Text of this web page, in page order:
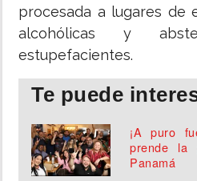
procesada a lugares de
alcohólicas y
estupefacientes.
Te puede
¡A puro
prende la
Panamá